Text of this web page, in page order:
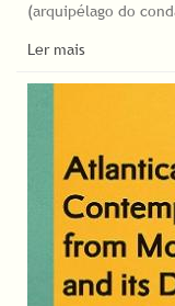
(arquipélago do
Ler mais